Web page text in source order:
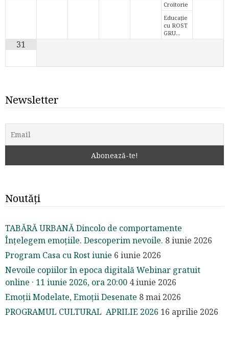
Croitorie
Educație
cu ROST
GRU…
31
Newsletter
Noutăți
TABĂRĂ URBANĂ Dincolo de comportamente
Înțelegem emoțiile. Descoperim nevoile. 8 iunie 2026
Program Casa cu Rost iunie 6 iunie 2026
Nevoile copiilor în epoca digitală Webinar gratuit
online · 11 iunie 2026, ora 20:00 4 iunie 2026
Emoții Modelate, Emoții Desenate 8 mai 2026
PROGRAMUL CULTURAL APRILIE 2026 16 aprilie 2026